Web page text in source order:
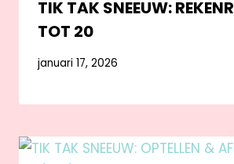
TIK TAK SNEEUW:
TOT 20
januari 17, 2026